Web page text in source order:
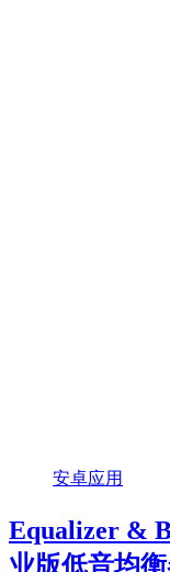
安卓应用
Equalizer &
业版低音均